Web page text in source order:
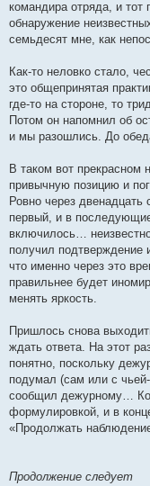
командира отряда, и
обнаружение
семьдесят мне, как
Как-то неловко стало,
это общепринятая
где-то на стороне, то
Потом он напомнил об
и мы разошлись. До
В таком вот прекрасном
привычную позицию и
Ровно через двенадцать
первый, и в
включилось…
получил подтверждение
что именно через это
правильнее будет
менять яркость.
Пришлось снова
ждать ответа. На этот
понятно, поскольку
подумал (сам или с
сообщил дежурному…
формулировкой, и в
«Продолжать
Продолжение следует